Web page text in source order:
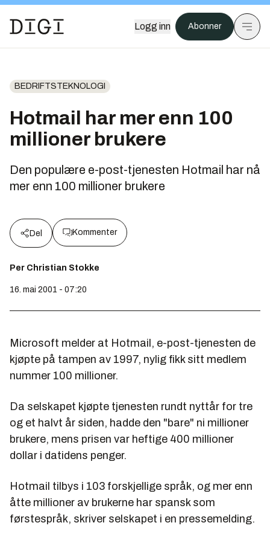
Logg inn Abonner
BEDRIFTSTEKNOLOGI
Hotmail har mer enn 100
millioner brukere
Den populære e-post-tjenesten Hotmail har nå
mer enn 100 millioner brukere
Del Kommenter
Per Christian Stokke
16. mai 2001 - 07:20
Microsoft melder at Hotmail, e-post-tjenesten de
kjøpte på tampen av 1997, nylig fikk sitt medlem
nummer 100 millioner.
Da selskapet kjøpte tjenesten rundt nyttår for tre
og et halvt år siden, hadde den "bare" ni millioner
brukere, mens prisen var heftige 400 millioner
dollar i datidens penger.
Hotmail tilbys i 103 forskjellige språk, og mer enn
åtte millioner av brukerne har spansk som
førstespråk, skriver selskapet i en pressemelding.